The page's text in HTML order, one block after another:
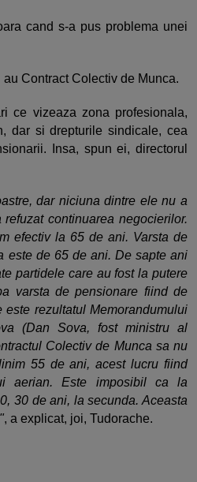
cand s-a pus problema unei
Contract Colectiv de Munca.
ce vizeaza zona profesionala,
dar si drepturile sindicale, cea
Insa, spun ei, directorul
dar niciuna dintre ele nu a
continuarea negocierilor.
efectiv la 65 de ani. Varsta de
este de 65 de ani. De sapte ani
partidele care au fost la putere
varsta de pensionare fiind de
rezultatul Memorandumului
(Dan Sova, fost ministru al
Colectiv de Munca sa nu
55 de ani, acest lucru fiind
aerian. Este imposibil ca la
30 de ani, la secunda. Aceasta
, a explicat, joi, Tudorache.